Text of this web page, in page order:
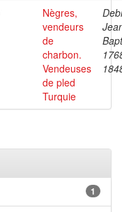
Nègres,
vendeurs
de
charbon.
Vendeuses
de pled
Turquie
1